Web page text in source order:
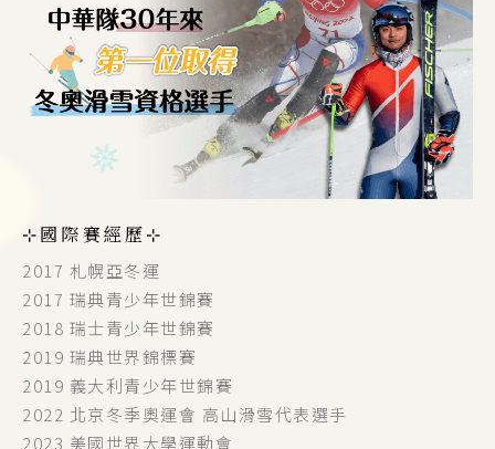
⊹國際賽經歷⊹
2017 札幌亞冬運
2017 瑞典青少年世錦賽
2018 瑞士青少年世錦賽
2019 瑞典世界錦標賽
2019 義大利青少年世錦賽
2022 北京冬季奧運會 高山滑雪代表選手
2023 美國世界大學運動會